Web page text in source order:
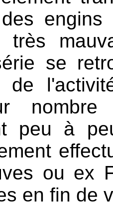
très
se
de
peu à
ou ex
en fin de